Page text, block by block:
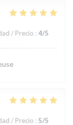
/ Precio : 4/5
/ Precio : 5/5